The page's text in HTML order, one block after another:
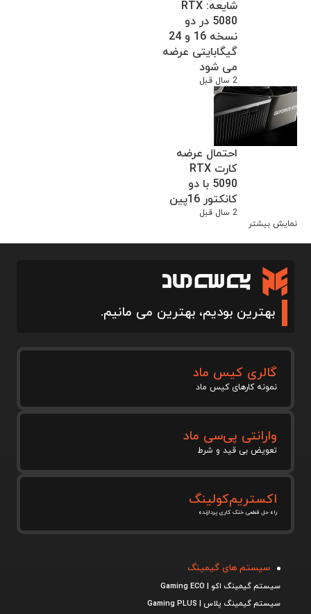
شایعه: RTX
5080 در دو
نسخه 16 و 24
گیگابایتی عرضه
می شود
2 سال قبل
احتمال عرضه
کارت RTX
5090 با دو
کانکتور 16پین
2 سال قبل
نمایش بیشتر
بهترین بودیم، بهترین می مانیم.
گالری کیس ماد
نمونه کارهای کیس ماد
وارانتی پی‌سی ماد
تعویض بی قید و شرط
اکستریم‌کولینگ
راه حل قطعی خنک کاری پردازنده
سیستم های گیمینگ
سیستم گیمینگ اکو | Gaming ECO
سیستم گیمینگ پلاس | Gaming PLUS